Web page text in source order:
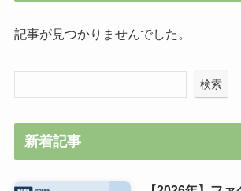
記事が見つかりませんでした。
検索
新着記事